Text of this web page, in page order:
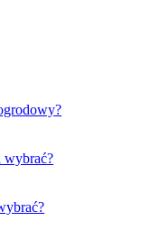
wybrać?